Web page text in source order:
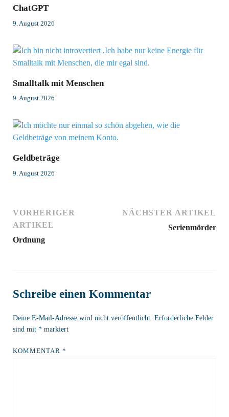
ChatGPT
9. August 2026
Smalltalk mit Menschen
9. August 2026
Geldbeträge
9. August 2026
VORHERIGER
ARTIKEL
Ordnung
NÄCHSTER ARTIKEL
Serienmörder
Schreibe einen Kommentar
Deine E-Mail-Adresse wird nicht veröffentlicht. Erforderliche Felder
sind mit * markiert
KOMMENTAR*